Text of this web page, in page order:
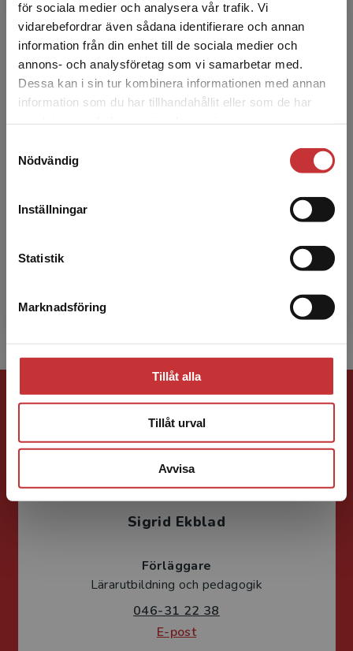
för sociala medier och analysera vår trafik. Vi
vidarebefordrar även sådana identifierare och annan
information från din enhet till de sociala medier och
annons- och analysföretag som vi samarbetar med.
Dessa kan i sin tur kombinera informationen med annan
information som du har tillhandahållit eller som de har
Nödvändig
Inställningar
Statistik
Marknadsföring
Tillåt alla
Tillåt urval
Avvisa
Begränsad fraktregion
Det verkar som att du besöker
studentlitteratur.se via en enhet utanför Sverige.
Vi erbjuder inte leveranser utanför Sverige. För
att kunna slutföra ett köp måste
har grundskollärar- och specialpedagogexamen
samt jobbat inom förskola och skola som
pedagog och speci...
Hon har arbetat flera år som klasslärare och
förstelärare i kooperativt lärande. Ända sedan
Förlagskontakt
Sigrid Ekblad
Förläggare
Lärarutbildning och pedagogik
046-31 22 38
E-post